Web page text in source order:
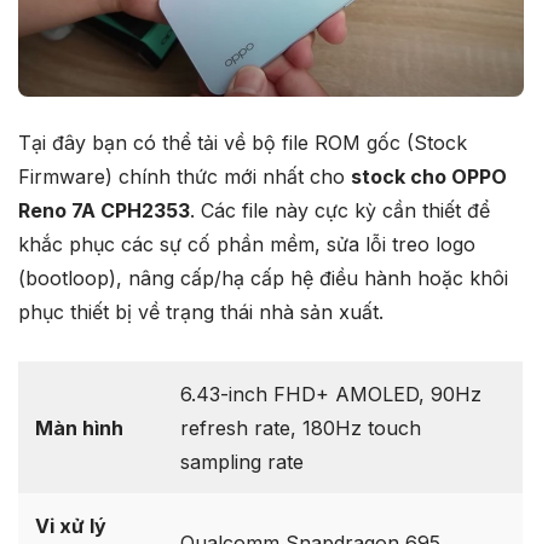
Tại đây bạn có thể tải về bộ file ROM gốc (Stock
Firmware) chính thức mới nhất cho stock cho OPPO
Reno 7A CPH2353. Các file này cực kỳ cần thiết để
khắc phục các sự cố phần mềm, sửa lỗi treo logo
(bootloop), nâng cấp/hạ cấp hệ điều hành hoặc khôi
phục thiết bị về trạng thái nhà sản xuất.
Màn hình
6.43-inch FHD+ AMOLED, 90Hz
refresh rate, 180Hz touch
sampling rate
Vi xử lý